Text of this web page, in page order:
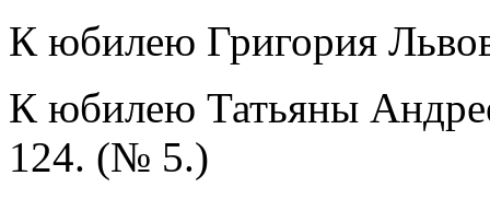
К юбилею Григория
К юбилею Татьяны
124. (№ 5.)